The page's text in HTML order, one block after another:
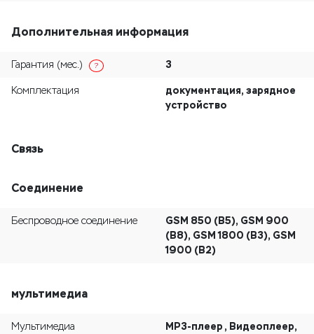
Дополнительная информация
Гарантия (мес.) ? 3
Комплектация
документация, зарядное
устройство
Связь
Соединение
Беспроводное соединение
GSM 850 (B5), GSM 900
(B8), GSM 1800 (B3), GSM
1900 (B2)
мультимедиа
Мультимедиа
MP3-плеер , Видеоплеер,